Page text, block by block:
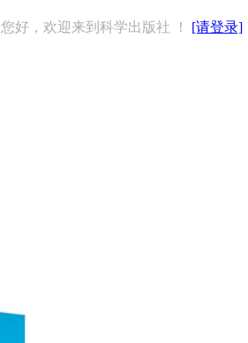
您好，欢迎来到科学出版社 ！ [请登录]